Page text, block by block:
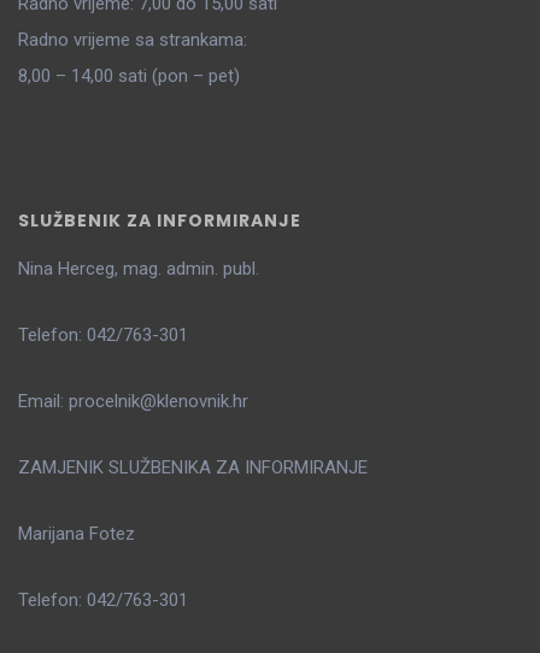
Radno vrijeme sa strankama:
8,00 – 14,00 sati (pon – pet)
SLUŽBENIK ZA INFORMIRANJE
Nina Herceg, mag. admin. publ.
Telefon: 042/763-301
Email: procelnik@klenovnik.hr
ZAMJENIK SLUŽBENIKA ZA INFORMIRANJE
Marijana Fotez
Telefon: 042/763-301